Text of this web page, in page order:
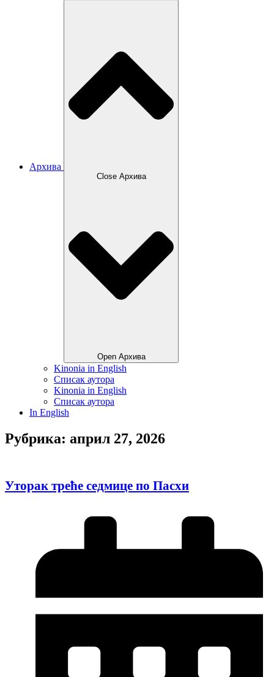
Архива
Close Архива
Open Архива
Kinonia in English
Списак аутора
Kinonia in English
Списак аутора
In English
Рубрика: април 27, 2026
Уторак треће седмице по Пасхи